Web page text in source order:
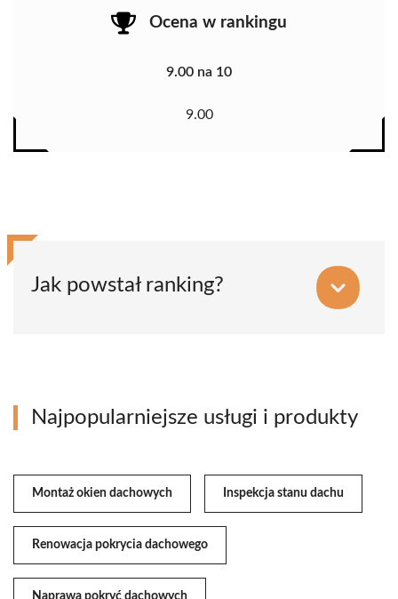
Ocena w rankingu
9.00 na 10
9.00
Jak powstał ranking?
Najpopularniejsze usługi i produkty
Montaż okien dachowych Inspekcja stanu dachu
Renowacja pokrycia dachowego
Naprawa pokryć dachowych